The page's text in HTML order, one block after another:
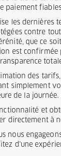
paiement
les dernières
contre
que ce
est
des
simplement
de la
et
directement à
nous
d'une